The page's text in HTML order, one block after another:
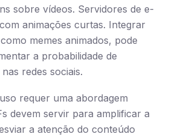
sobre vídeos. Servidores de e-
animações curtas. Integrar
memes animados, pode
a probabilidade de
redes sociais.
requer uma abordagem
devem servir para amplificar a
a atenção do conteúdo